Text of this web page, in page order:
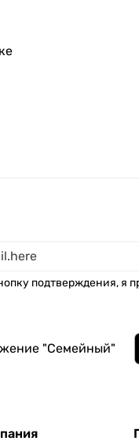
подтверждения, я
"Семейный"